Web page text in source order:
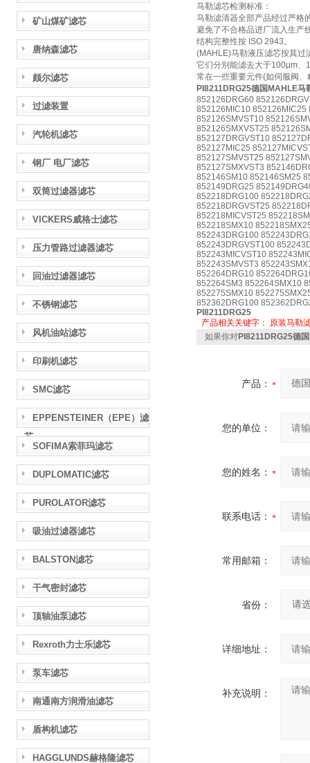
矿山煤矿滤芯
唐纳森滤芯
颇尔滤芯
过滤装置
汽轮机滤芯
钢厂 电厂滤芯
双筒过滤器滤芯
VICKERS威格士滤芯
压力管路过滤器滤芯
回油过滤器滤芯
不锈钢滤芯
风机油站滤芯
印刷机滤芯
SMC滤芯
EPPENSTEINER（EPE）滤
芯
SOFIMA索菲玛滤芯
DUPLOMATIC滤芯
PUROLATOR滤芯
吸油过滤器滤芯
BALSTON滤芯
干气密封滤芯
顶轴油泵滤芯
Rexroth力士乐滤芯
泵车滤芯
南通南方润滑油滤芯
盾构机滤芯
HAGGLUNDS赫格隆滤芯
马勒滤芯检测标准：
马勒滤清器全部产品经过严格
避免了不合格品进厂流入生产
结构完整性按 ISO 2943。
(MAHLE)马勒液压滤芯按其过
它们分别能滤去大于100μm、
常在一些重要元件(如伺服阀
PI8211DRG25德国MAHLE马
852126DRG60
852126MIC10 852126MIC25
852126SMVST10
852126SMXVST25
852127DRGVST10
852127MIC25
852127SMVST25
852127SMXVST3
852146SM10 852146SM25
852149DRG25
852218DRG100
852218DRGVST25
852218MICVST25
852218SMX10
852243DRG100
852243DRGVST100
852243MICVST10
852243SMVST3
852264DRG10
852264SM3 852264SMX10
852275SMX10
852362DRG100
PI8211DRG25
产品相关关键字： 原装马勒
如果你对PI8211DRG25德
产品：
您的单位：
您的姓名：
联系电话：
常用邮箱：
省份：
详细地址：
补充说明：